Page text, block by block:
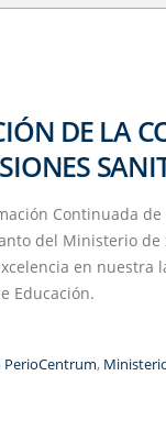
DE LA
Continuada de
del Ministerio de
en nuestra
Educación.
PerioCentrum,